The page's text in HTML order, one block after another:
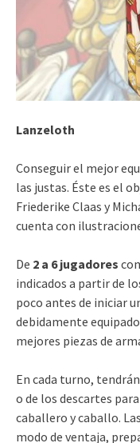
Lanzeloth
Conseguir el mejor
las justas. Éste es el
Friederike Claas y
cuenta con
De 2 a 6 jugadores
indicados a partir de
poco antes de iniciar
debidamente
mejores piezas de
En cada turno,
o de los descartes
caballero y caballo.
modo de ventaja,